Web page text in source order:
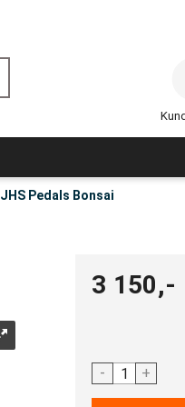
JHS Pedals Bonsai
3 150,-
- +